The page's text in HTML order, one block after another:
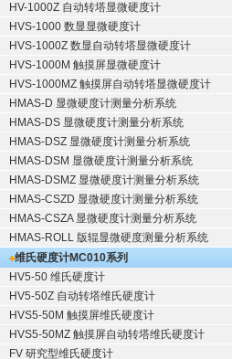
HV-1000Z 自动转塔显微硬度计
HVS-1000 数显显微硬度计
HVS-1000Z 数显自动转塔显微硬度计
HVS-1000M 触摸屏显微硬度计
HVS-1000MZ 触摸屏自动转塔显微硬度计
HMAS-D 显微硬度计测量分析系统
HMAS-DS 显微硬度计测量分析系统
HMAS-DSZ 显微硬度计测量分析系统
HMAS-DSM 显微硬度计测量分析系统
HMAS-DSMZ 显微硬度计测量分析系统
HMAS-CSZD 显微硬度计测量分析系统
HMAS-CSZA 显微硬度计测量分析系统
HMAS-ROLL 版辊显微硬度测量分析系统
维氏硬度计MC010系列
HV5-50 维氏硬度计
HV5-50Z 自动转塔维氏硬度计
HVS5-50M 触摸屏维氏硬度计
HVS5-50MZ 触摸屏自动转塔维氏硬度计
FV 研究型维氏硬度计